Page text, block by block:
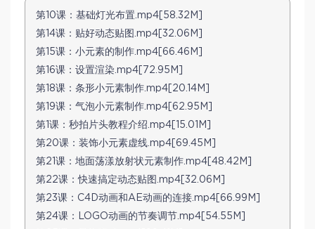
第10课：基础灯光布置.mp4[58.32M]
第14课：贴好动态贴图.mp4[32.06M]
第15课：小元素的制作.mp4[66.46M]
第16课：设置渲染.mp4[72.95M]
第18课：条形小元素制作.mp4[20.14M]
第19课：气泡小元素制作.mp4[62.95M]
第1课：秒拍片头教程介绍.mp4[15.01M]
第20课：装饰小元素虚线.mp4[69.45M]
第21课：地面荡漾放射状元素制作.mp4[48.42M]
第22课：快速搞定动态贴图.mp4[32.06M]
第23课：C4D动画和AE动画的连接.mp4[66.99M]
第24课：LOGO动画的节奏调节.mp4[54.55M]